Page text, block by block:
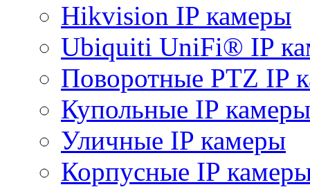
Hikvision IP камеры
Ubiquiti UniFi® IP
Поворотные PTZ IP
Купольные IP камеры
Уличные IP камеры
Корпусные IP